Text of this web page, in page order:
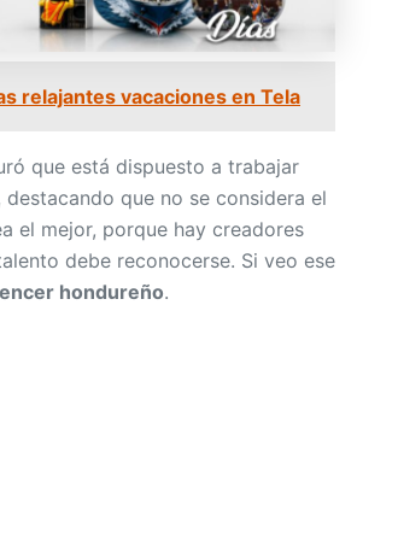
relajantes vacaciones en Tela
que está dispuesto a trabajar
que no se considera el
el mejor, porque hay creadores
debe reconocerse. Si veo ese
hondureño.